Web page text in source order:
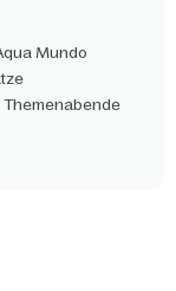
Mundo
Themenabende